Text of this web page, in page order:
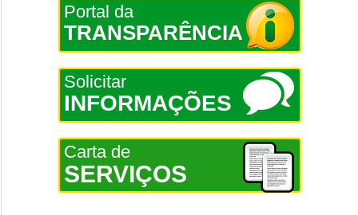
Portal da
TRANSPARÊNCIA
Solicitar
INFORMAÇÕES
Carta de
SERVIÇOS